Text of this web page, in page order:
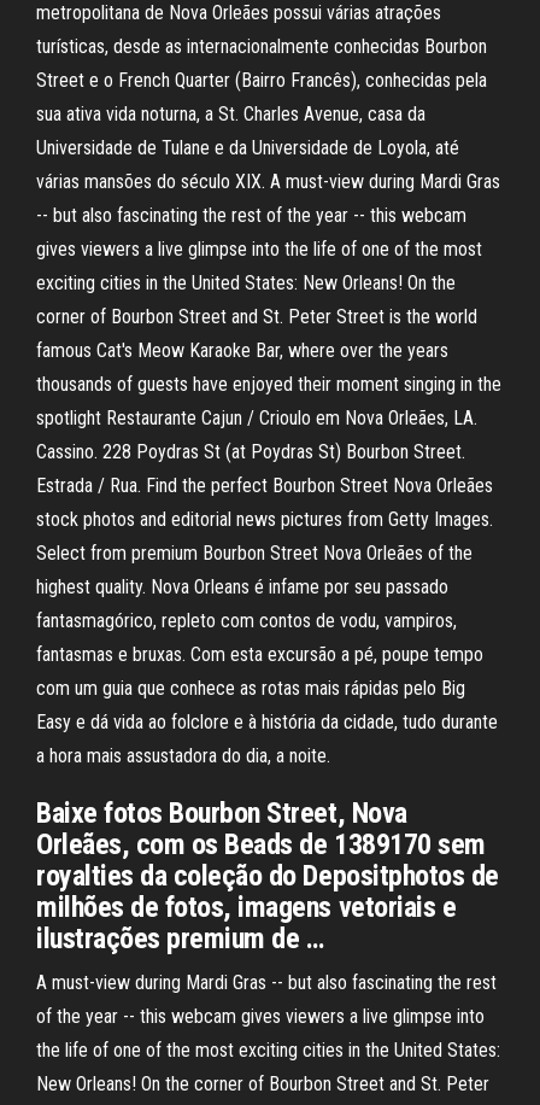
metropolitana de Nova Orleães possui várias atrações
turísticas, desde as internacionalmente conhecidas Bourbon
Street e o French Quarter (Bairro Francês), conhecidas pela
sua ativa vida noturna, a St. Charles Avenue, casa da
Universidade de Tulane e da Universidade de Loyola, até
várias mansões do século XIX. A must-view during Mardi Gras
-- but also fascinating the rest of the year -- this webcam
gives viewers a live glimpse into the life of one of the most
exciting cities in the United States: New Orleans! On the
corner of Bourbon Street and St. Peter Street is the world
famous Cat's Meow Karaoke Bar, where over the years
thousands of guests have enjoyed their moment singing in the
spotlight Restaurante Cajun / Crioulo em Nova Orleães, LA.
Cassino. 228 Poydras St (at Poydras St) Bourbon Street.
Estrada / Rua. Find the perfect Bourbon Street Nova Orleães
stock photos and editorial news pictures from Getty Images.
Select from premium Bourbon Street Nova Orleães of the
highest quality. Nova Orleans é infame por seu passado
fantasmagórico, repleto com contos de vodu, vampiros,
fantasmas e bruxas. Com esta excursão a pé, poupe tempo
com um guia que conhece as rotas mais rápidas pelo Big
Easy e dá vida ao folclore e à história da cidade, tudo durante
a hora mais assustadora do dia, a noite.
Baixe fotos Bourbon Street, Nova
Orleães, com os Beads de 1389170 sem
royalties da coleção do Depositphotos de
milhões de fotos, imagens vetoriais e
ilustrações premium de …
A must-view during Mardi Gras -- but also fascinating the rest
of the year -- this webcam gives viewers a live glimpse into
the life of one of the most exciting cities in the United States:
New Orleans! On the corner of Bourbon Street and St. Peter